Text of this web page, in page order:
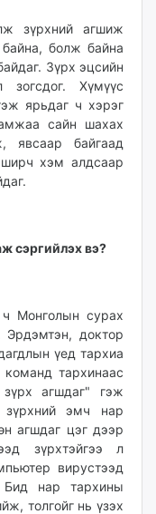
зүрхний агшиж
болж байна
Зүрх эцсийн
Хүмүүс
ярьдаг ч хэрэг
сайн шахах
явсаар байгаад
хэм алдсаар
сэргийлэх вэ?
Монголын сурах
Эрдэмтэн, доктор
үед тархиа
тархинаас
агшдаг" гэж
зүрхний эмч нар
агшдаг цэг дээр
зүрхтэйгээ л
вирустээд
Бид нар тархины
толгойг нь үзэх